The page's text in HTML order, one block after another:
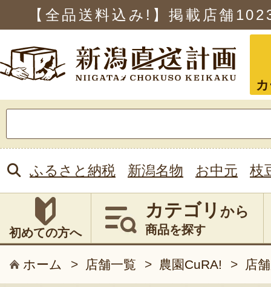
【全品送料込み!】掲載店舗
索:
ふるさと納税 新潟名物 お中元 枝
初めての方へ
カテゴリ から
商品を探す
ホーム > 店舗一覧 > 農園CuRA! > 店